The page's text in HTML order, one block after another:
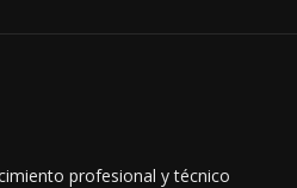
profesional y técnico